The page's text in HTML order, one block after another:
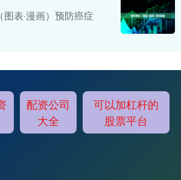
表·漫画）预防癌症
配资公司
大全
可以加杠杆的
股票平台